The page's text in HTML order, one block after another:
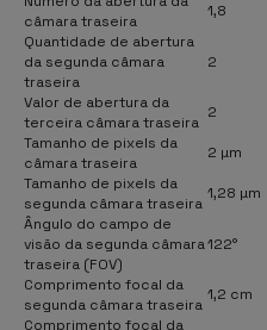
câmara traseira
1,8
Quantidade de abertura
da segunda câmara
traseira
2
Valor de abertura da
terceira câmara traseira
2
Tamanho de pixels da
câmara traseira
2 µm
Tamanho de pixels da
segunda câmara traseira
1,28 µm
Ângulo do campo de
visão da segunda câmara
traseira (FOV)
122°
Comprimento focal da
segunda câmara traseira
1,2 cm
Comprimento focal da